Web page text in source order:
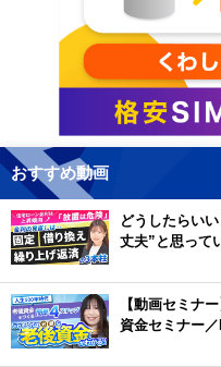
おすすめ動画
どうしたらい
丈夫”と思って
【動画セミナ
資金セミナー